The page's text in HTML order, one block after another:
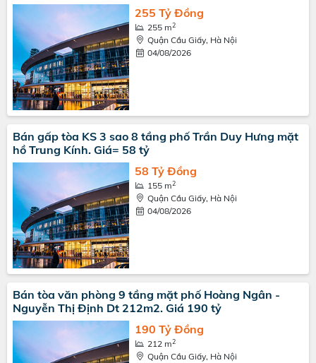
255 Tỷ Đồng
255 m2
Quận Cầu Giấy, Hà Nội
04/08/2026
Bán gấp tòa KS 3 sao 8 tầng phố Trần Duy Hưng mặt
hồ Trung Kính. Giá= 58 tỷ
58 Tỷ Đồng
155 m2
Quận Cầu Giấy, Hà Nội
04/08/2026
Bán tòa văn phòng 9 tầng mặt phố Hoàng Ngân -
Nguyễn Thị Định Dt 212m2. Giá 190 tỷ
190 Tỷ Đồng
212 m2
Quận Cầu Giấy, Hà Nội